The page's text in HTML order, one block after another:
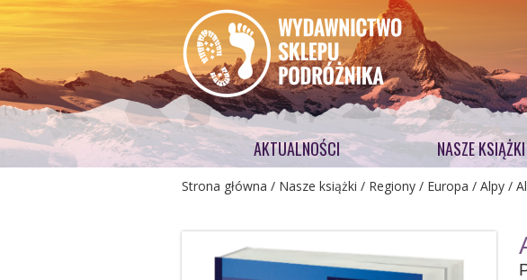
AKTUALNOŚCI NASZE KSIĄŻKI
Strona główna / Nasze książki / Regiony / Europa / Alpy /